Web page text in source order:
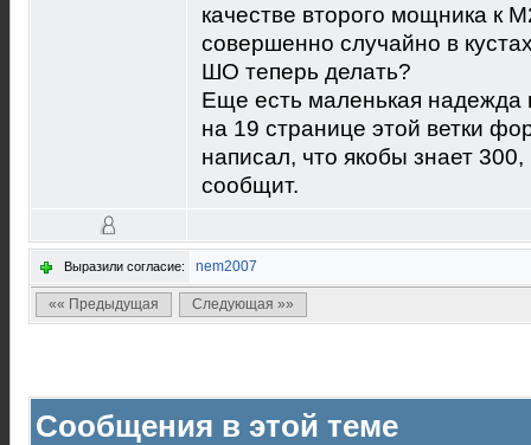
качестве второго мощника к
совершенно случайно в
ШО теперь делать?
Еще есть маленькая
на 19 странице этой ветки
написал, что якобы знает
сообщит.
Выразили согласие: nem2007
«« Предыдущая Следующая »»
Сообщения в этой теме